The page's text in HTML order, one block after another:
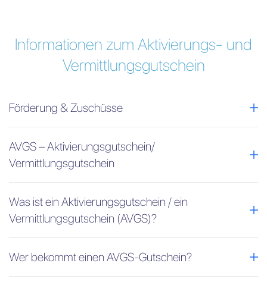
Informationen zum Aktivierungs- und
Vermittlungsgutschein
Förderung & Zuschüsse
AVGS – Aktivierungsgutschein/
Vermittlungsgutschein
Was ist ein Aktivierungsgutschein / ein
Vermittlungsgutschein (AVGS)?
Wer bekommt einen AVGS-Gutschein?